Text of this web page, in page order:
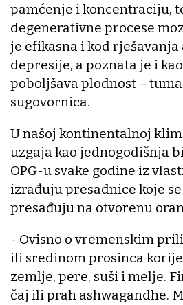
pamćenje i koncentraciju,
degenerativne procese
je efikasna i kod
depresije, a poznata je i
poboljšava plodnost –
sugovornica.
U našoj kontinentalnoj
uzgaja kao jednogodišnja
OPG-u svake godine iz
izrađuju presadnice koje
presađuju na otvorenu
- Ovisno o vremenskim
ili sredinom prosinca
zemlje, pere, suši i melje.
čaj ili prah ashwagandhe.